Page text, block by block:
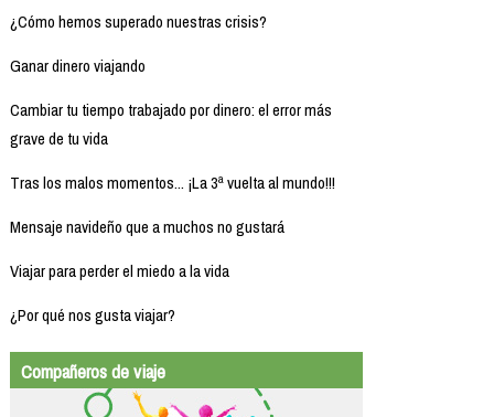
¿Cómo hemos superado nuestras crisis?
Ganar dinero viajando
Cambiar tu tiempo trabajado por dinero: el error más
grave de tu vida
Tras los malos momentos... ¡La 3ª vuelta al mundo!!!
Mensaje navideño que a muchos no gustará
Viajar para perder el miedo a la vida
¿Por qué nos gusta viajar?
Compañeros de viaje